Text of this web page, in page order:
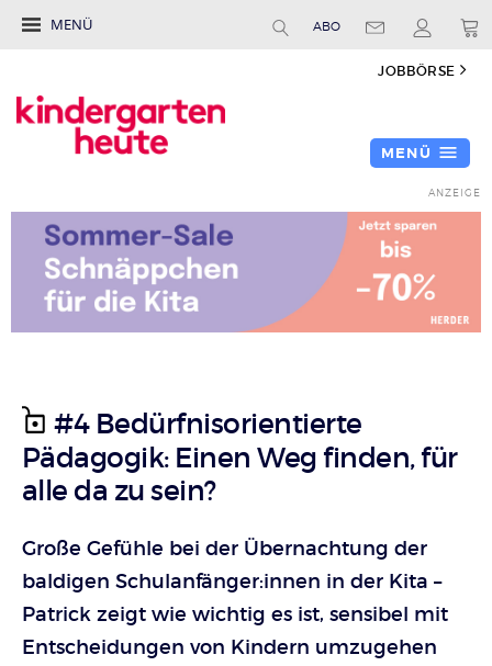
MENÜ
JOBBÖRSE
ABO
MENÜ
#4 Bedürfnisorientierte
Pädagogik: Einen Weg finden, für
alle da zu sein?
Große Gefühle bei der Übernachtung der
baldigen Schulanfänger:innen in der Kita –
Patrick zeigt wie wichtig es ist, sensibel mit
Entscheidungen von Kindern umzugehen